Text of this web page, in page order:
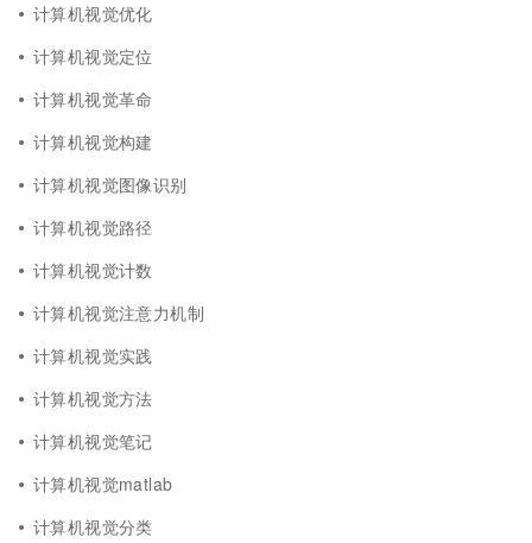
计算机视觉优化
计算机视觉定位
计算机视觉革命
计算机视觉构建
计算机视觉图像识别
计算机视觉路径
计算机视觉计数
计算机视觉注意力机制
计算机视觉实践
计算机视觉方法
计算机视觉笔记
计算机视觉matlab
计算机视觉分类